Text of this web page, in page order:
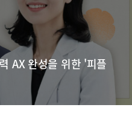
AX 완성을 위한 '피플